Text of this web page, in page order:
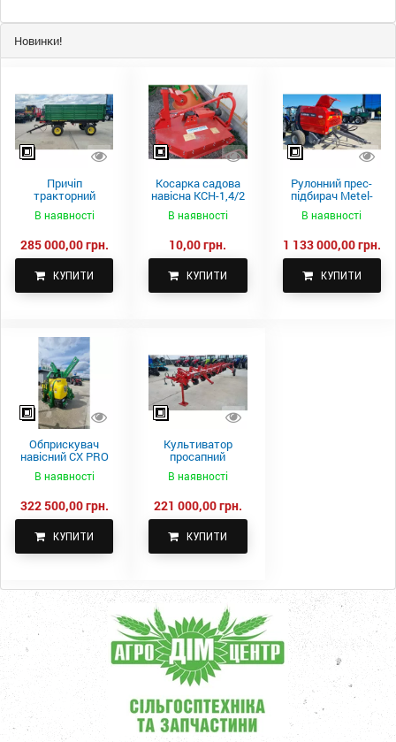
Новинки!
Причіп
тракторний
самоскидний
Spike 2 ПТС-4
В наявності
285 000,00 грн.
КУПИТИ
Косарка садова
навісна КСН-1,4/2
В наявності
10,00 грн.
КУПИТИ
Рулонний прес-
підбирач Metel-
Fach Z 587
В наявності
1 133 000,00 грн.
КУПИТИ
Обприскувач
навісний CX PRO
В наявності
322 500,00 грн.
КУПИТИ
Культиватор
просапний
КПН-5,6-05
В наявності
221 000,00 грн.
КУПИТИ